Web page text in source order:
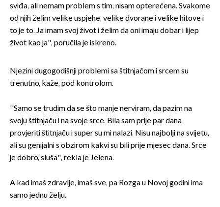
sviđa, ali nemam problem s tim, nisam opterećena. Svakome
od njih želim velike uspjehe, velike dvorane i velike hitove i
to je to. Ja imam svoj život i želim da oni imaju dobar i lijep
život kao ja", poručila je iskreno.
Njezini dugogodišnji problemi sa štitnjačom i srcem su
trenutno, kaže, pod kontrolom.
''Samo se trudim da se što manje nerviram, da pazim na
svoju štitnjaču i na svoje srce. Bila sam prije par dana
provjeriti štitnjaču i super su mi nalazi. Nisu najbolji na svijetu,
ali su genijalni s obzirom kakvi su bili prije mjesec dana. Srce
je dobro, sluša", rekla je Jelena.
A kad imaš zdravlje, imaš sve, pa Rozga u Novoj godini ima
samo jednu želju.